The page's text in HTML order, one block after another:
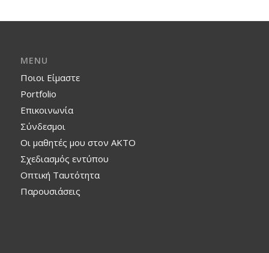
MENU
Ποιοι Είμαστε
Portfolio
Επικοινωνία
Σύνδεσμοι
Οι μαθητές μου στον ΑΚΤΟ
Σχεδιασμός εντύπου
Οπτική Ταυτότητα
Παρουσιάσεις